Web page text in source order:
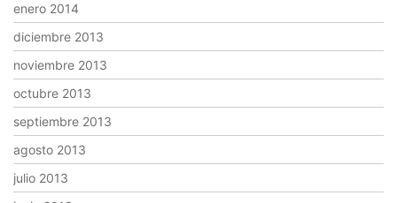
enero 2014
diciembre 2013
noviembre 2013
octubre 2013
septiembre 2013
agosto 2013
julio 2013